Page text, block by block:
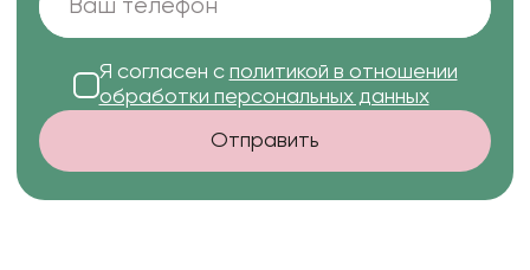
Я согласен с политикой в отношении
обработки персональных данных
Отправить